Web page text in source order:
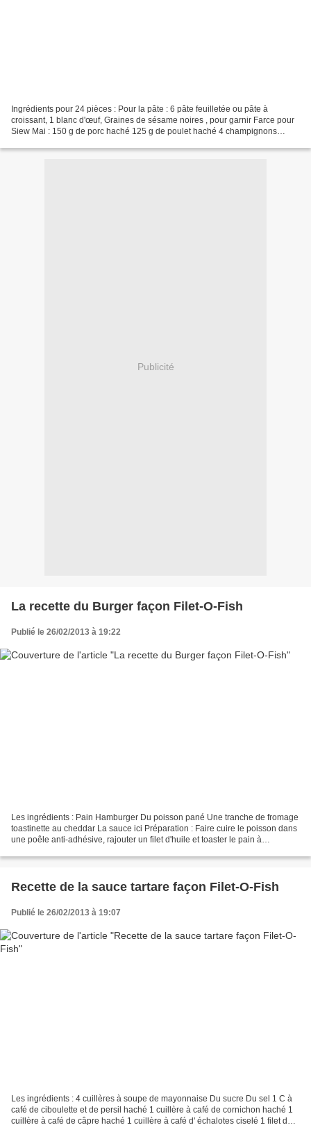
Ingrédients pour 24 pièces : Pour la pâte : 6 pâte feuilletée ou pâte à
croissant, 1 blanc d'œuf, Graines de sésame noires , pour garnir Farce pour
Siew Mai : 150 g de porc haché 125 g de poulet haché 4 champignons
Publicité
La recette du Burger façon Filet-O-Fish
Publié le 26/02/2013 à 19:22
Les ingrédients : Pain Hamburger Du poisson pané Une tranche de fromage
toastinette au cheddar La sauce ici Préparation : Faire cuire le poisson dans
une poêle anti-adhésive, rajouter un filet d'huile et toaster le pain à
Recette de la sauce tartare façon Filet-O-Fish
Publié le 26/02/2013 à 19:07
Les ingrédients : 4 cuillères à soupe de mayonnaise Du sucre Du sel 1 C à
café de ciboulette et de persil haché 1 cuillère à café de cornichon haché 1
cuillère à café de câpre haché 1 cuillère à café d' échalotes ciselé 1 filet de